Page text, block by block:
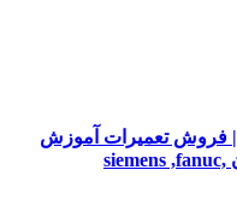
تکنوست TECHNOSET | فروش تعمیرات آموزش
برنامه نویسی cnc زیمنس فانوک هایدن siemens ,fanuc,